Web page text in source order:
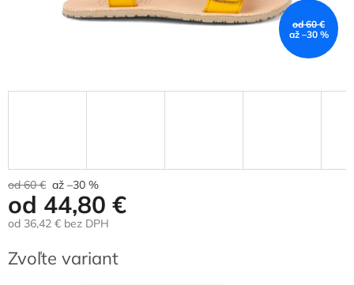
od 60 €
až –30 %
od 60 € až –30 %
od 44,80 €
od 36,42 € bez DPH
cena:
Zvoľte variant